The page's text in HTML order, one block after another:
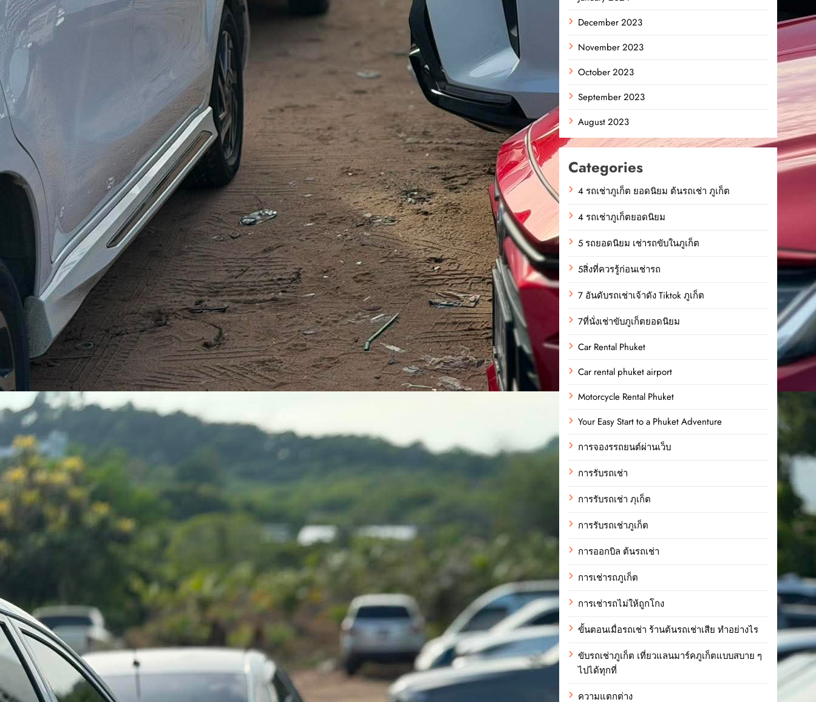
December 2023
November 2023
October 2023
September 2023
August 2023
Categories
4 รถเช่าภูเก็ต ยอดนิยม ต้นรถเช่า ภูเก็ต
4 รถเช่าภูเก็ตยอดนิยม
5 รถยอดนิยม เช่ารถขับในภูเก็ต
5สิ่งที่ควรรู้ก่อนเช่ารถ
7 อันดับรถเช่าเจ้าดัง Tiktok ภูเก็ต
7ที่นั่งเช่าขับภูเก็ตยอดนิยม
Car Rental Phuket
Car rental phuket airport
Motorcycle Rental Phuket
Your Easy Start to a Phuket Adventure
การจองรรถยนต์ผ่านเว็บ
การรับรถเช่า
การรับรถเช่า ภุเก็ต
การรับรถเช่าภูเก็ต
การออกบิล ต้นรถเช่า
การเช่ารถภูเก็ต
การเช่ารถไม่ให้ถูกโกง
ขั้นตอนเมื่อรถเช่า ร้านต้นรถเช่าเสีย ทำอย่างไร
ขับรถเช่าภูเก็ต เที่ยวแลนมาร์คภูเก็ตแบบสบาย ๆ
ไปได้ทุกที่
ความแตกต่าง